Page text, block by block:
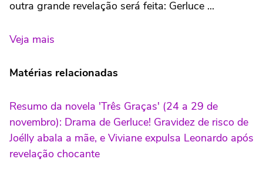
outra grande revelação será feita: Gerluce ...
Veja mais
Matérias relacionadas
Resumo da novela 'Três Graças' (24 a 29 de
novembro): Drama de Gerluce! Gravidez de risco de
Joélly abala a mãe, e Viviane expulsa Leonardo após
revelação chocante